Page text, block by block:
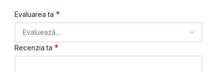
Evaluarea ta *
Recenzia ta *